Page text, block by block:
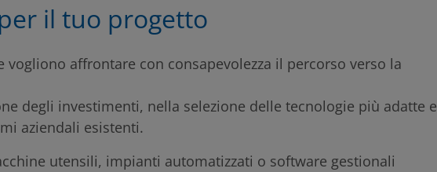
il tuo progetto
vogliono affrontare con consapevolezza il percorso verso la
degli investimenti, nella selezione delle tecnologie più adatte e
aziendali esistenti.
utensili, impianti automatizzati o software gestionali